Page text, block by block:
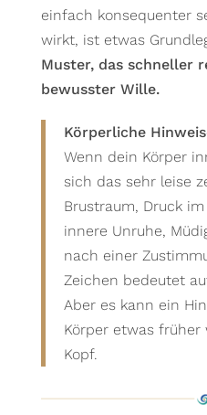
einfach konsequenter
wirkt, ist etwas
Muster, das schneller
bewusster Wille.
Körperliche
Wenn dein Körper
sich das sehr leise
Brustraum, Druck
innere Unruhe,
nach einer
Zeichen bedeutet
Aber es kann ein
Körper etwas
Kopf.